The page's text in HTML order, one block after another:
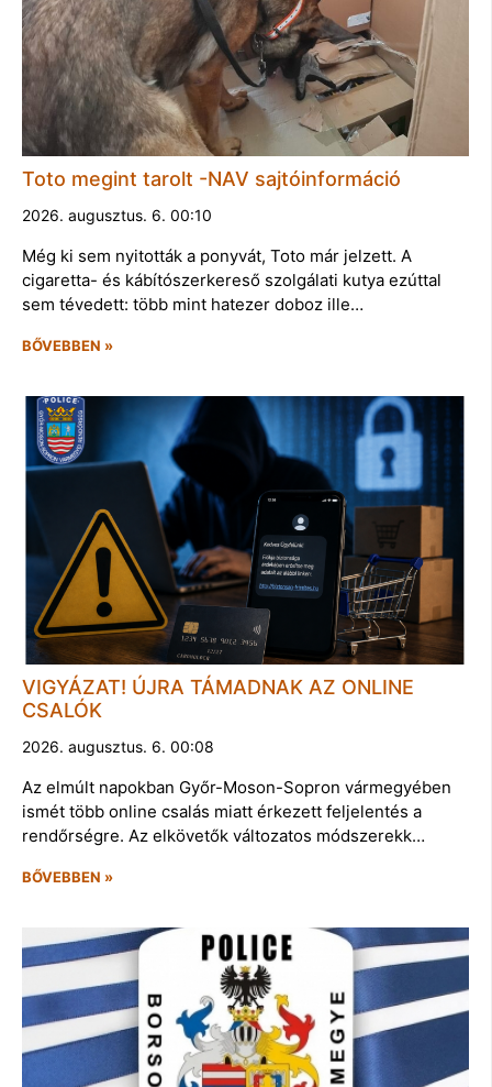
Toto megint tarolt -NAV sajtóinformáció
2026. augusztus. 6. 00:10
Még ki sem nyitották a ponyvát, Toto már jelzett. A
cigaretta- és kábítószerkereső szolgálati kutya ezúttal
sem tévedett: több mint hatezer doboz ille…
BŐVEBBEN »
VIGYÁZAT! ÚJRA TÁMADNAK AZ ONLINE
CSALÓK
2026. augusztus. 6. 00:08
Az elmúlt napokban Győr-Moson-Sopron vármegyében
ismét több online csalás miatt érkezett feljelentés a
rendőrségre. Az elkövetők változatos módszerekk…
BŐVEBBEN »